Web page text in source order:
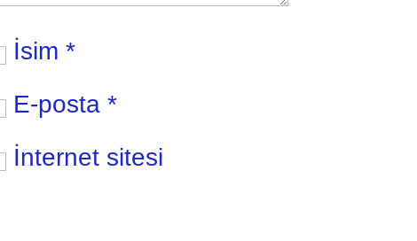
İsim *
E-posta *
İnternet sitesi